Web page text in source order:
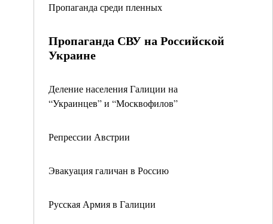
Пропаганда среди пленных
Пропаганда СВУ на Российской
Украине
Деление населения Галиции на
“Украинцев” и “Москвофилов”
Репрессии Австрии
Эвакуация галичан в Россию
Русская Армия в Галиции